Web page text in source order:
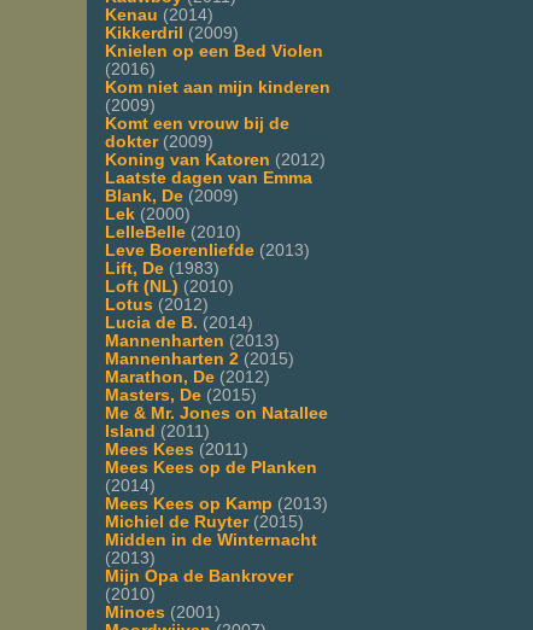
Kenau (2014)
Kikkerdril
(2009)
Knielen op een Bed Violen
(2016)
Kom niet aan mijn kinderen
(2009)
Komt een vrouw bij de
dokter(2009)
Koning van Katoren (2012)
Laatste dagen van Emma
Blank, De (2009)
Lek (2000)
LelleBelle (2010)
Leve Boerenliefde (2013)
Lift, De (1983)
Loft (NL) (2010)
Lotus (2012)
Lucia de B. (2014)
Mannenharten (2013)
Mannenharten 2 (2015)
Marathon, De (2012)
Masters, De (2015)
Me & Mr. Jones on Natallee
Island (2011)
Mees Kees (2011)
Mees Kees op de Planken
(2014)
Mees Kees op Kamp (2013)
Michiel de Ruyter(2015)
Midden in de Winternacht
(2013)
Mijn Opa de Bankrover
(2010)
Minoes (2001)